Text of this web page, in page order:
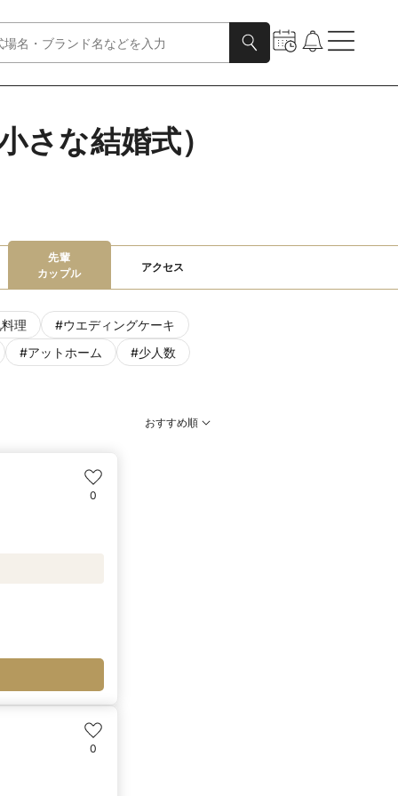
さな結婚式）
先輩
カップル
アクセス
理 #ウエディングケーキ
#アットホーム #少人数
おすすめ順
0
0